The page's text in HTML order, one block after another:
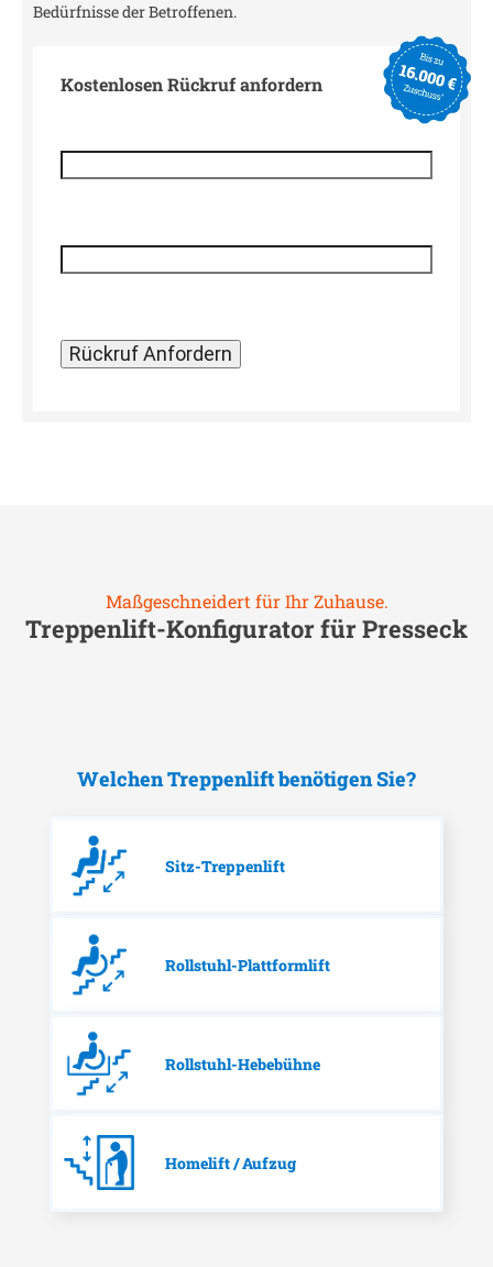
Bedürfnisse der Betroffenen.
Kostenlosen Rückruf anfordern
Maßgeschneidert für Ihr Zuhause.
Treppenlift-Konfigurator fürPresseck
Welchen Treppenlift benötigen Sie?
Sitz-Treppenlift
Rollstuhl-Plattformlift
Rollstuhl-Hebebühne
Homelift / Aufzug